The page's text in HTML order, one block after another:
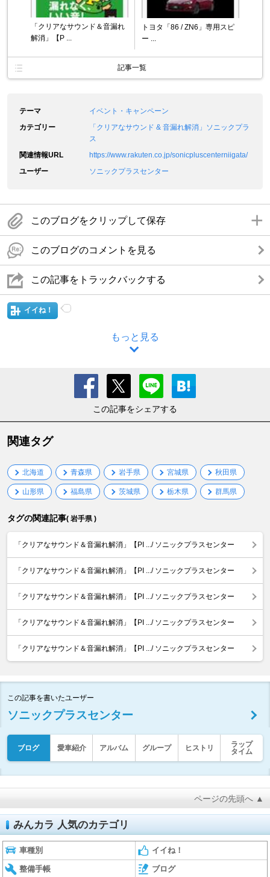
「クリアなサウンド＆音漏れ
解消」【P ...
トヨタ「86 / ZN6」専用スピ
ー ...
記事一覧
テーマ
イベント・キャンペーン
カテゴリー
「クリアなサウンド & 音漏れ解消」ソニックプラ
ス
関連情報URL
https://www.rakuten.co.jp/sonicpluscenterniigata/
ユーザー
ソニックプラスセンター
このブログをクリップして保存
このブログのコメントを見る
この記事をトラックバックする
イイね！
もっと見る
この記事をシェアする
関連タグ
北海道 青森県 岩手県 宮城県 秋田県
山形県 福島県 茨城県 栃木県 群馬県
タグの関連記事( 岩手県 )
「クリアなサウンド＆音漏れ解消」【PI .../ ソニックプラスセンター
「クリアなサウンド＆音漏れ解消」【PI .../ ソニックプラスセンター
「クリアなサウンド＆音漏れ解消」【PI .../ ソニックプラスセンター
「クリアなサウンド＆音漏れ解消」【PI .../ ソニックプラスセンター
「クリアなサウンド＆音漏れ解消」【PI .../ ソニックプラスセンター
この記事を書いたユーザー
ソニックプラスセンター
ブログ 愛車紹介 アルバム グループ ヒストリ
ラップ
タイム
ページの先頭へ ▲
みんカラ 人気のカテゴリ
車種別 イイね！
整備手帳 ブログ